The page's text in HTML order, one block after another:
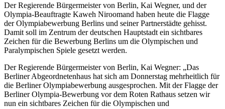
Der Regierende Bürgermeister von Berlin, Kai Wegner, und der
Olympia-Beauftragte Kaweh Niroomand haben heute die Flagge
der Olympiabewerbung Berlins und seiner Partnerstädte gehisst.
Damit soll im Zentrum der deutschen Hauptstadt ein sichtbares
Zeichen für die Bewerbung Berlins um die Olympischen und
Paralympischen Spiele gesetzt werden.
Der Regierende Bürgermeister von Berlin, Kai Wegner: „Das
Berliner Abgeordnetenhaus hat sich am Donnerstag mehrheitlich für
die Berliner Olympiabewerbung ausgesprochen. Mit der Flagge der
Berliner Olympia-Bewerbung vor dem Roten Rathaus setzen wir
nun ein sichtbares Zeichen für die Olympischen und